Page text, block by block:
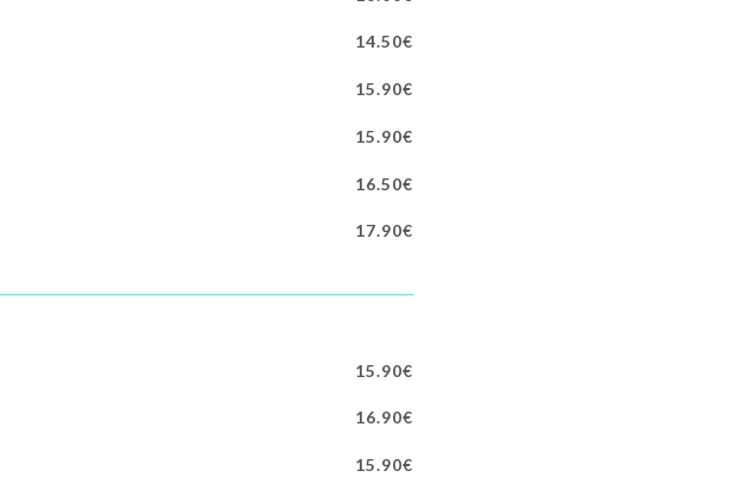
14.50€
15.90€
15.90€
16.50€
17.90€
15.90€
16.90€
15.90€